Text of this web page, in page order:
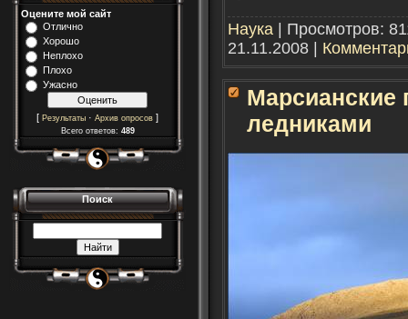
Оцените мой сайт
Отлично
Хорошо
Неплохо
Плохо
Ужасно
[ Результаты · Архив опросов ]
Всего ответов: 489
Поиск
Наука | Просмотров:
21.11.2008
Марсианские
ледниками